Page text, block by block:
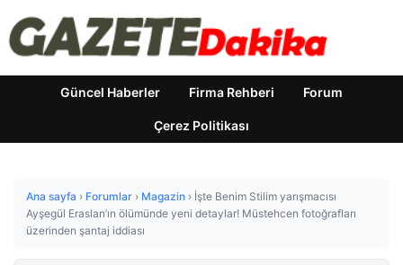
Güncel Haberler Firma Rehberi Forum
Çerez Politikası
Ana sayfa › Forumlar › Magazin › İşte Benim Stilim yarışmacısı
Ayşegül Eraslan’ın ölümünde yeni detaylar! Müstehcen fotoğrafları
üzerinden şantaj iddiası